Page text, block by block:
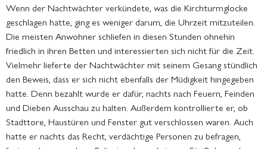
Wenn der Nachtwächter verkündete, was die Kirchturmglocke
geschlagen hatte, ging es weniger darum, die Uhrzeit mitzuteilen.
Die meisten Anwohner schliefen in diesen Stunden ohnehin
friedlich in ihren Betten und interessierten sich nicht für die Zeit.
Vielmehr lieferte der Nachtwächter mit seinem Gesang stündlich
den Beweis, dass er sich nicht ebenfalls der Müdigkeit hingegeben
hatte. Denn bezahlt wurde er dafür, nachts nach Feuern, Feinden
und Dieben Ausschau zu halten. Außerdem kontrollierte er, ob
Stadttore, Haustüren und Fenster gut verschlossen waren. Auch
hatte er nachts das Recht, verdächtige Personen zu befragen,